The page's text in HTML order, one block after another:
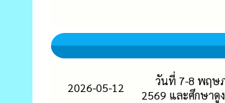
2026-05-12
วันที่ 7-8 พฤษภ
2569 และศึกษาดู